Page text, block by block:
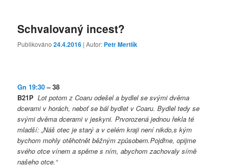
Schvalovaný incest?
Publikováno24.4.2016 | Autor: Petr Mertlík
Gn 19:30– 38
B21P Lot potom z Coaru odešel a bydlel se svými dvěma
dcerami v horách, neboť se bál bydlet v Coaru. Bydlel tedy se
svými dvěma dcerami v jeskyni.Prvorozená jednou řekla té
mladší: „Náš otec je starý a v celém kraji není nikdo,s kým
bychom mohly otěhotnět běžným způsobem.Pojďme, opijme
svého otce vínem a spěme s ním, abychom zachovaly símě
našeho otce.“